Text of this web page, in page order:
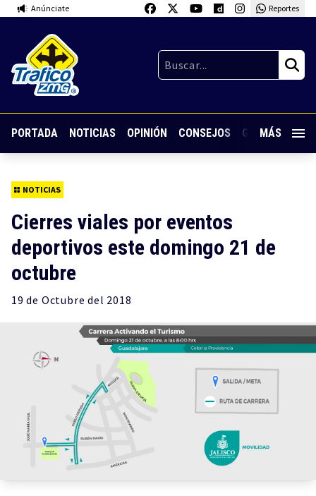
Anúnciate Reportes
PORTADA NOTICIAS OPINIÓN CONSEJOS GUARDIA
MÁS
NOTICIAS
Cierres viales por eventos
deportivos este domingo 21 de
octubre
19 de Octubre del 2018